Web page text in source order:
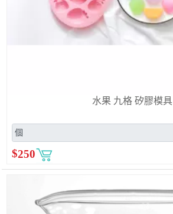
水果 九格 矽膠模具
$250